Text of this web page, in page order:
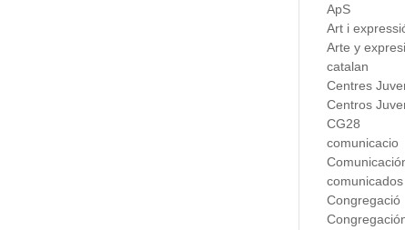
ApS
Art i
Arte y
catalan
Centres
Centros
CG28
comunicacio
comunicados
Congregació